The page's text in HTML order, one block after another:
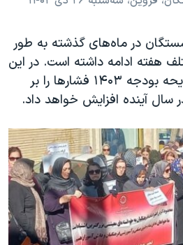
در ماه‌های گذشته به طور
هفته ادامه داشته است. در این
حال، ناظران می‌گویند لایحه بودجه ۱۴۰۳ فشارها را بر
سال آینده افزایش خواهد داد.